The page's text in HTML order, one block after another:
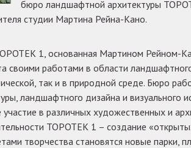
бюро ландшафтной архитектуры
студии Мартина Рейна-Кано.
1, основанная Мартином Рейном-
своими работами в области
так и в природной среде. Бюро
ландшафтного дизайна и визуального
участие в различных художественных и
TOPOTEK 1 – создание
творчества становятся новые парки,